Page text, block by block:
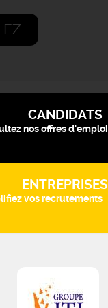
CANDIDATS
nos offres d'emploi
ENTREPRISES
vos recrutements